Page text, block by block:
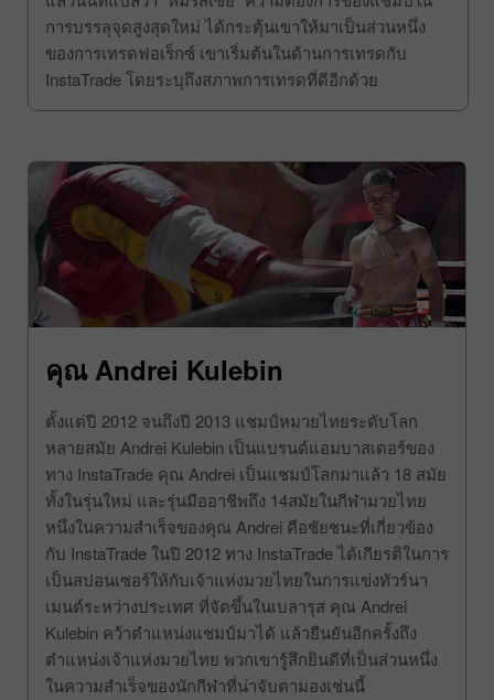
แล้วนั้นที่แปลว่า “หมีรัสเซีย” ความต้องการของแชมป์ใน
การบรรลุจุดสูงสุดใหม่ ได้กระตุ้นเขาให้มาเป็นส่วนหนึ่ง
ของการเทรดฟอเร็กซ์ เขาเริ่มต้นในด้านการเทรดกับ
InstaTrade โดยระบุถึงสภาพการเทรดที่ดีอีกด้วย
คุณ Andrei Kulebin
ตั้งแต่ปี 2012 จนถึงปี 2013 แชมป์หมวยไทยระดับโลก
หลายสมัย Andrei Kulebin เป็นแบรนด์แอมบาสเดอร์ของ
ทาง InstaTrade คุณ Andrei เป็นแชมป์โลกมาแล้ว 18 สมัย
ทั้งในรุ่นใหม่ และรุ่นมืออาชีพถึง 14สมัยในกีฬามวยไทย
หนึ่งในความสำเร็จของคุณ Andrei คือชัยชนะที่เกี่ยวข้อง
กับ InstaTrade ในปี 2012 ทาง InstaTrade ได้เกียรติในการ
เป็นสปอนเซอร์ให้กับเจ้าแห่งมวยไทยในการแข่งทัวร์นา
เมนต์ระหว่างประเทศ ที่จัดขึ้นในเบลารุส คุณ Andrei
Kulebin คว้าตำแหน่งแชมป์มาได้ แล้วยืนยันอีกครั้งถึง
ตำแหน่งเจ้าแห่งมวยไทย พวกเขารู้สึกยินดีที่เป็นส่วนหนึ่ง